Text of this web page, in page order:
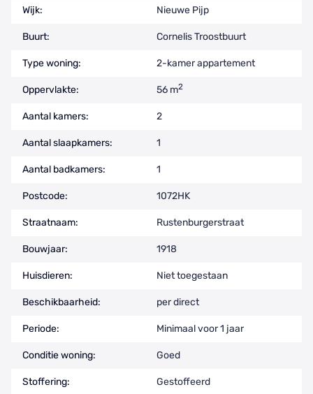
Wijk: Nieuwe Pijp
Buurt: Cornelis Troostbuurt
Type woning: 2-kamer appartement
Oppervlakte: 56 m2
Aantal kamers: 2
Aantal slaapkamers: 1
Aantal badkamers: 1
Postcode: 1072HK
Straatnaam: Rustenburgerstraat
Bouwjaar: 1918
Huisdieren: Niet toegestaan
Beschikbaarheid: per direct
Periode: Minimaal voor 1 jaar
Conditie woning: Goed
Stoffering: Gestoffeerd